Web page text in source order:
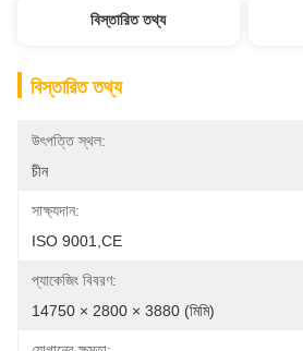
বিস্তারিত তথ্য
বিস্তারিত তথ্য
উৎপত্তি স্থল:
চীন
সাক্ষ্যদান:
ISO 9001,CE
প্যাকেজিং বিবরণ:
14750 × 2800 × 3880 (মিমি)